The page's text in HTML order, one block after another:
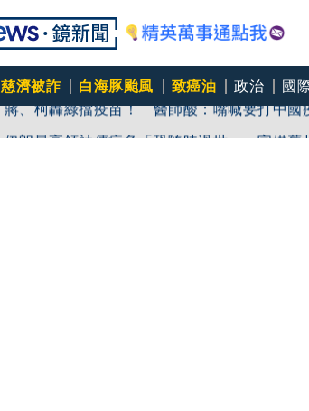
慈濟被詐 白海豚颱風 致癌油 政治 國
蔣、柯轟綠擋疫苗！ 醫師酸：嘴喊要打中國
伊朗最高領袖傳病危「恐隨時過世」 官媒舊